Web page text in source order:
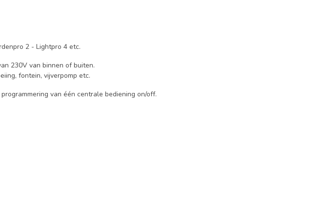
2 - Lightpro 4 etc.
230V van binnen of buiten.
fontein, vijverpomp etc.
van één centrale bediening on/off.